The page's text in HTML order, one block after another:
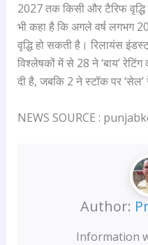
2027 तक किसी और टैरिफ वृद्धि
भी कहा है कि अगले वर्ष लगभग
वृद्धि हो सकती है। रिलायंस
विश्लेषकों में से 28 ने ‘बाय’
दी है, जबकि 2 ने स्टॉक पर ‘सेल’
NEWS SOURCE :
Author:
Information